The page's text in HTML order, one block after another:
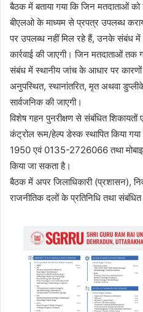
बैठक में बताया गया कि जिन मतदाताओं
बीएलओ के माध्यम से प्रपत्र उपलब्ध
पर उपलब्ध नहीं मिल रहे हैं, उनके संबंध में
कार्रवाई की जाएगी। जिन मतदाताओं
संबंध में स्थानीय जांच के आधार पर
अनुपस्थित, स्थानांतरित, मृत अथवा
सार्वजनिक की जाएगी।
विशेष गहन पुनरीक्षण से संबंधित
कंट्रोल रूम/हेल्प डेस्क स्थापित किया
1950 एवं 0135-2726066 तथा
किया जा सकता है।
बैठक में अपर जिलाधिकारी (प्रशासन),
राजनीतिक दलों के प्रतिनिधि तथा